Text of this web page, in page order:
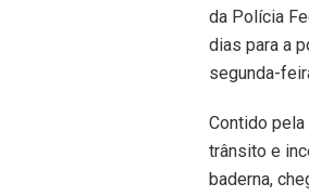
da Polícia
dias para a
segunda-
Contido pela
trânsito e
baderna,